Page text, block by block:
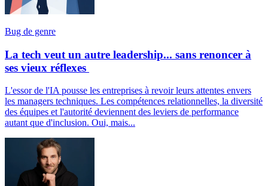
Bug de genre
La tech veut un autre leadership... sans renoncer à
ses vieux réflexes
L'essor de l'IA pousse les entreprises à revoir leurs attentes envers
les managers techniques. Les compétences relationnelles, la diversité
des équipes et l'autorité deviennent des leviers de performance
autant que d'inclusion. Oui, mais...